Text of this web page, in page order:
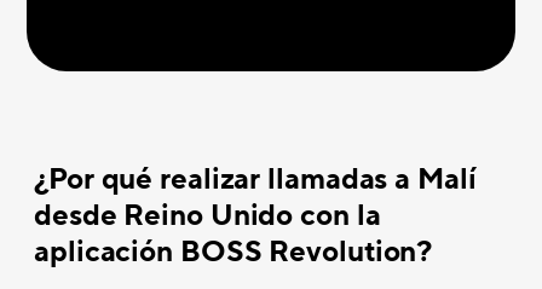
¿Por qué realizar llamadas a Malí
desde Reino Unido con la
aplicación BOSS Revolution?